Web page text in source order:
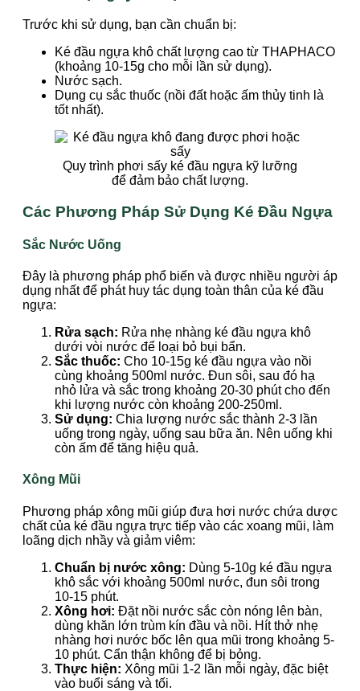
Trước khi sử dụng, bạn cần chuẩn bị:
Ké đầu ngựa khô chất lượng cao từ THAPHACO
(khoảng 10-15g cho mỗi lần sử dụng).
Nước sạch.
Dụng cụ sắc thuốc (nồi đất hoặc ấm thủy tinh là
tốt nhất).
Quy trình phơi sấy ké đầu ngựa kỹ lưỡng
để đảm bảo chất lượng.
Các Phương Pháp Sử Dụng Ké Đầu Ngựa
Sắc Nước Uống
Đây là phương pháp phổ biến và được nhiều người áp
dụng nhất để phát huy tác dụng toàn thân của ké đầu
ngựa:
Rửa sạch: Rửa nhẹ nhàng ké đầu ngựa khô
dưới vòi nước để loại bỏ bụi bẩn.
Sắc thuốc: Cho 10-15g ké đầu ngựa vào nồi
cùng khoảng 500ml nước. Đun sôi, sau đó hạ
nhỏ lửa và sắc trong khoảng 20-30 phút cho đến
khi lượng nước còn khoảng 200-250ml.
Sử dụng: Chia lượng nước sắc thành 2-3 lần
uống trong ngày, uống sau bữa ăn. Nên uống khi
còn ấm để tăng hiệu quả.
Xông Mũi
Phương pháp xông mũi giúp đưa hơi nước chứa dược
chất của ké đầu ngựa trực tiếp vào các xoang mũi, làm
loãng dịch nhầy và giảm viêm:
Chuẩn bị nước xông: Dùng 5-10g ké đầu ngựa
khô sắc với khoảng 500ml nước, đun sôi trong
10-15 phút.
Xông hơi: Đặt nồi nước sắc còn nóng lên bàn,
dùng khăn lớn trùm kín đầu và nồi. Hít thở nhẹ
nhàng hơi nước bốc lên qua mũi trong khoảng 5-
10 phút. Cẩn thận không để bị bỏng.
Thực hiện: Xông mũi 1-2 lần mỗi ngày, đặc biệt
vào buổi sáng và tối.